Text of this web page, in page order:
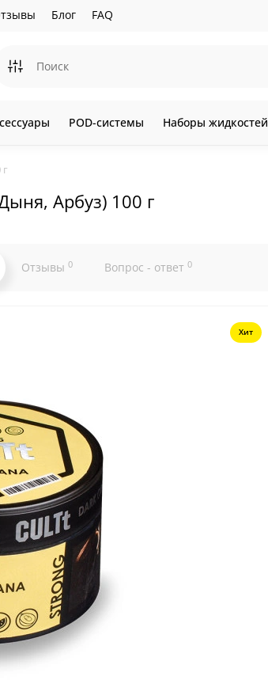
Блог FAQ
POD-системы Наборы жидкостей
Арбуз) 100 г
Отзывы 0 Вопрос - ответ 0
Хит